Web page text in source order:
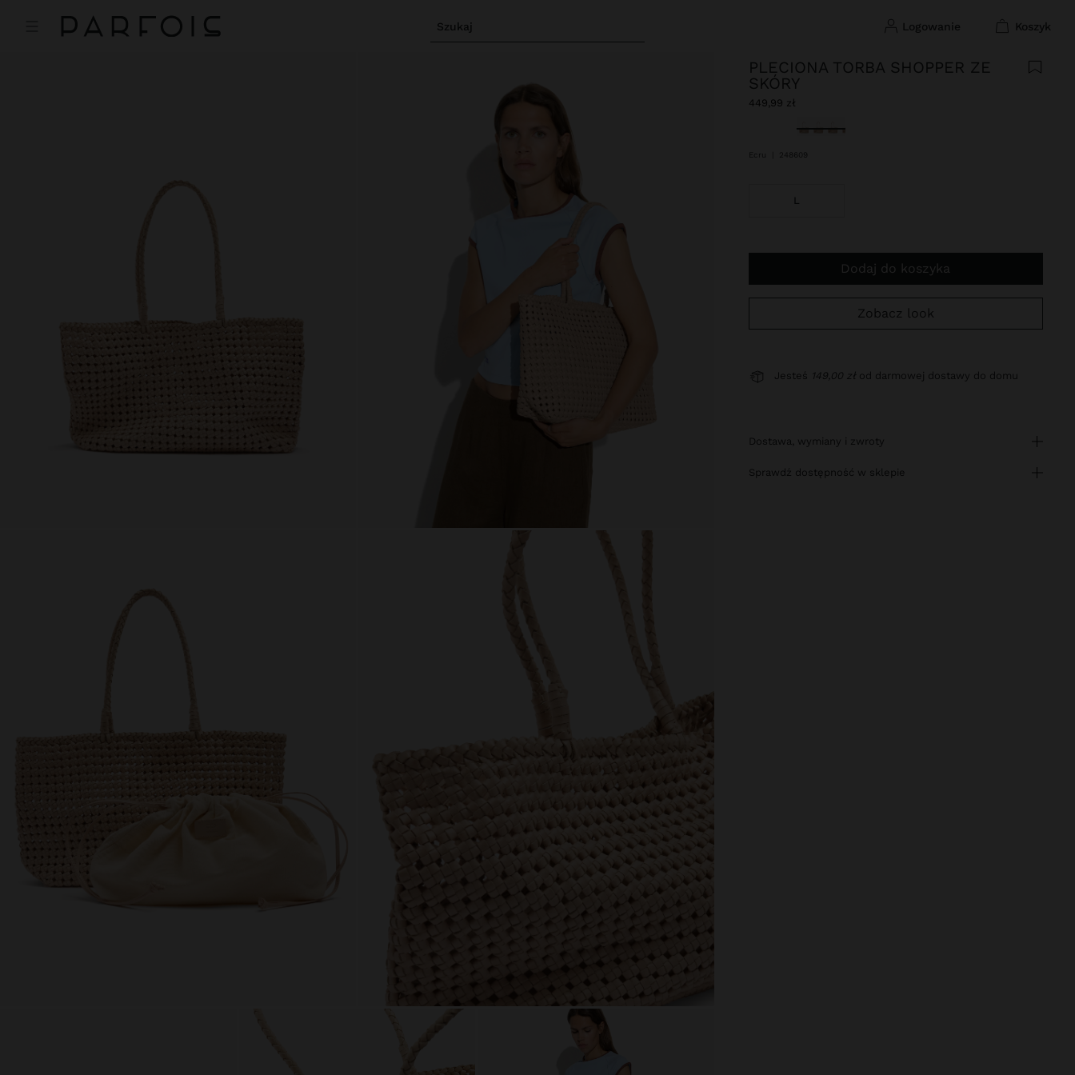
Szukaj logowanie koszyk
PLECIONA TORBA SHOPPER ZE
SKÓRY
449,99 zł
Wybrane
Ecru 248609
L
Dodaj do koszyka
Zobacz look
Jesteś 149,00 zł od darmowej dostawy do domu
dostawa, wymiany i zwroty
sprawdź dostępność w sklepie